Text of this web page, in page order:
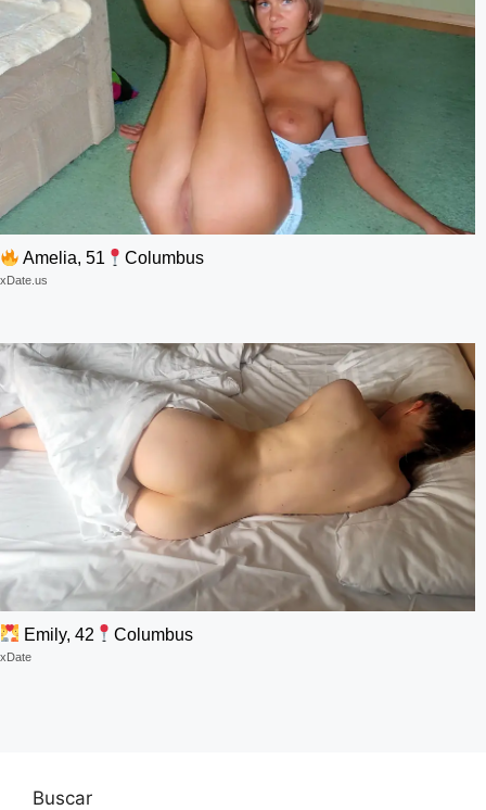
Amelia, 51 Columbus
xDate.us
Emily, 42 Columbus
xDate
Buscar